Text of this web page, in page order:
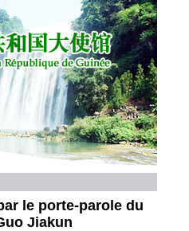
le porte-parole du
Jiakun